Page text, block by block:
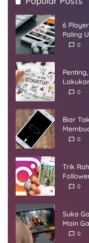
6
Paling
0
Startup
0
Biar
Umur
0
Trik
0
Suka
Main
0